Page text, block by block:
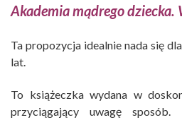
Akademia mądrego dziecka.
Ta propozycja idealnie nada się
lat.
To książeczka wydana w
przyciągający uwagę sposób.